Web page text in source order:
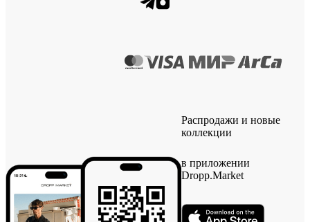
Распродажи и новые
коллекции
в приложении
Dropp.Market